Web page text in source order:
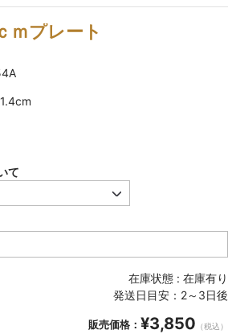
ｍプレート
て
在庫状態 : 在庫有り
発送日目安：2～3日後
販売価格： ¥3,850 （税込）